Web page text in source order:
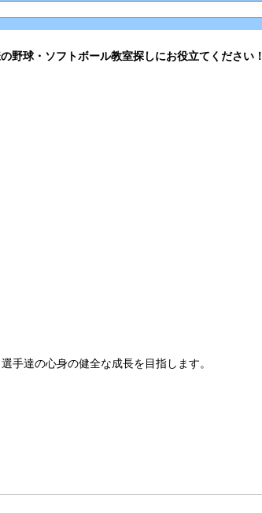
野球・ソフトボール教室探しにお役立てください！
手達の心身の健全な成長を目指します。